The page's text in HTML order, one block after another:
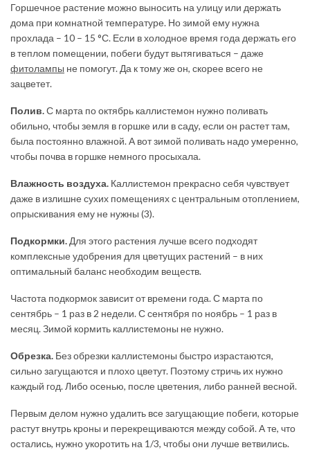
Горшечное растение можно выносить на улицу или держать
дома при комнатной температуре. Но зимой ему нужна
прохлада – 10 – 15 °С. Если в холодное время года держать его
в теплом помещении, побеги будут вытягиваться – даже
фитолампы не помогут. Да к тому же он, скорее всего не
зацветет.
Полив.С марта по октябрь каллистемон нужно поливать
обильно, чтобы земля в горшке или в саду, если он растет там,
была постоянно влажной. А вот зимой поливать надо умеренно,
чтобы почва в горшке немного просыхала.
Влажность воздуха. Каллистемон прекрасно себя чувствует
даже в излишне сухих помещениях с центральным отоплением,
опрыскивания ему не нужны (3).
Подкормки. Для этого растения лучше всего подходят
комплексные удобрения для цветущих растений – в них
оптимальный баланс необходим веществ.
Частота подкормок зависит от времени года. С марта по
сентябрь – 1 раз в 2 недели. С сентября по ноябрь – 1 раз в
месяц. Зимой кормить каллистемоны не нужно.
Обрезка. Без обрезки каллистемоны быстро израстаются,
сильно загущаются и плохо цветут. Поэтому стричь их нужно
каждый год. Либо осенью, после цветения, либо ранней весной.
Первым делом нужно удалить все загущающие побеги, которые
растут внутрь кроны и перекрещиваются между собой. А те, что
остались, нужно укоротить на 1/3, чтобы они лучше ветвились.